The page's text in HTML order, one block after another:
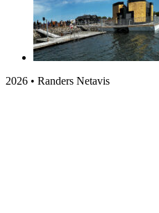
2026 • Randers Netavis